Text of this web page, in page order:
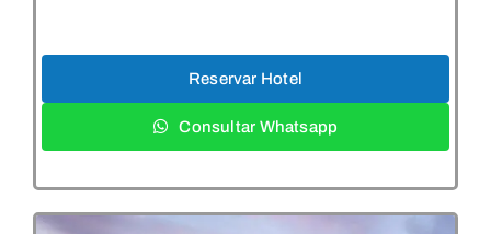
Reservar Hotel
Consultar Whatsapp